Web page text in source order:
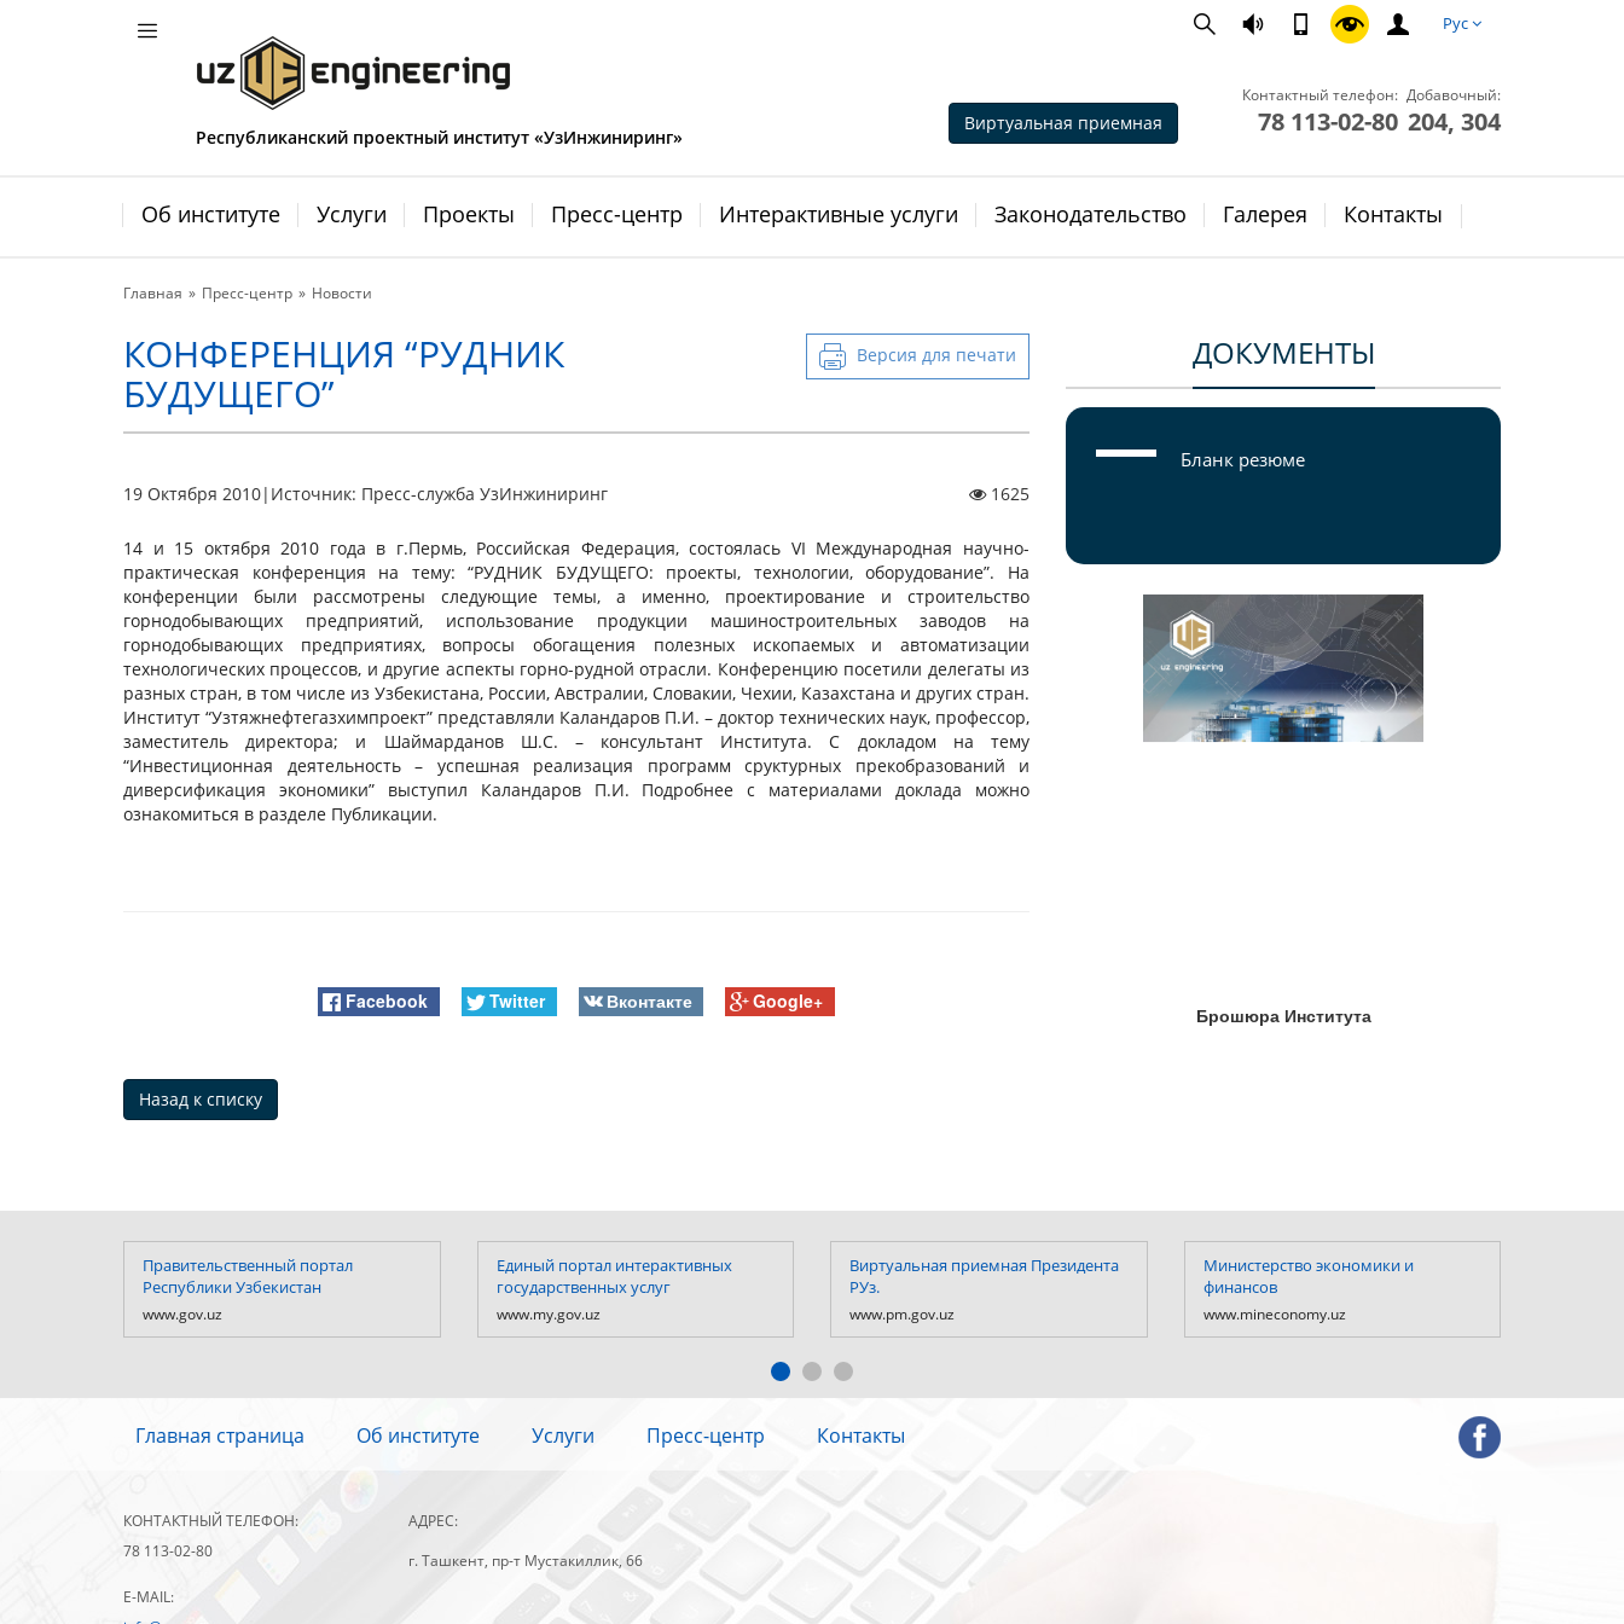
Рус
Республиканский проектный институт «УзИнжиниринг»
Виртуальная приемная
Контактный телефон:
78 113-02-80
Добавочный:
204, 304
Об институте Услуги Проекты Пресс-центр Интерактивные услуги Законодательство Галерея Контакты
Главная Пресс-центр Новости
Версия для печати
КОНФЕРЕНЦИЯ “РУДНИК
БУДУЩЕГО”
19 Октября 2010| Источник: Пресс-служба УзИнжиниринг 1625
14 и 15 октября 2010 года в г.Пермь, Российская Федерация, состоялась VI Международная научно-
практическая конференция на тему: “РУДНИК БУДУЩЕГО: проекты, технологии, оборудование”. На
конференции были рассмотрены следующие темы, а именно, проектирование и строительство
горнодобывающих предприятий, использование продукции машиностроительных заводов на
горнодобывающих предприятиях, вопросы обогащения полезных ископаемых и автоматизации
технологических процессов, и другие аспекты горно-рудной отрасли. Конференцию посетили делегаты из
разных стран, в том числе из Узбекистана, России, Австралии, Словакии, Чехии, Казахстана и других стран.
Институт “Узтяжнефтегазхимпроект” представляли Каландаров П.И. – доктор технических наук, профессор,
заместитель директора; и Шаймарданов Ш.С. – консультант Института. С докладом на тему
“Инвестиционная деятельность – успешная реализация программ сруктурных прекобразований и
диверсификация экономики” выступил Каландаров П.И. Подробнее с материалами доклада можно
ознакомиться в разделе Публикации.
Facebook Twitter Вконтакте Google+
Назад к списку
ДОКУМЕНТЫ
Бланк резюме
Брошюра Института
Правительственный портал
Республики Узбекистан
www.gov.uz
Единый портал интерактивных
государственных услуг
www.my.gov.uz
Виртуальная приемная Президента
РУз.
www.pm.gov.uz
Министерство экономики и
финансов
www.mineconomy.uz
Главная страница Об институте Услуги Пресс-центр Контакты
КОНТАКТНЫЙ ТЕЛЕФОН:
78 113-02-80
АДРЕС:
г. Ташкент, пр-т Мустакиллик, 66
E-MAIL: